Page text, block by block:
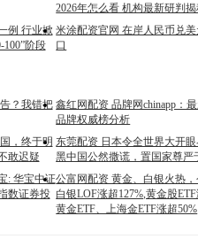
2026年怎么看 机构最新研判
例 行业掀
100”阶段
米涂配资官网 在岸人民币兑
口
？我错把 鑫红网配资 品牌网chinapp：
品牌权威榜分析
，终于明
敢迟疑
东莞配资 日本令全世界大开
黑中国公然撒谎，置国家尊严
: 华宝中证
数证券投
公富网配资 黄金、白银火热
白银LOF涨超127%,黄金股
黄金ETF、上海金ETF涨超50%